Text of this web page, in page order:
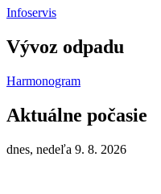
Infoservis
Vývoz odpadu
Harmonogram
Aktuálne počasie
dnes, nedeľa 9. 8. 2026